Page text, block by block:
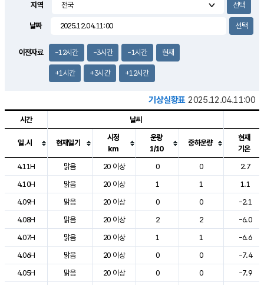
0.7m/s
지역
날짜
이전자료 -12시간 -3시간 -1시간 현재
+1시간 +3시간 +12시간
기상실황표 2025.12.04.11:00
도시별 기상실황표로 지점, 날씨, 기온, 강수, 바람, 기압등을 안내한 표입
시간 날씨
일.시 현재일기
시정
km
운량
1/10
중하운량
현재
기온
4.11H
맑음 20 이상 0 0
2.7
4.10H
맑음 20 이상 1 1
1.1
4.09H
맑음 20 이상 0 0
-2.1
4.08H
맑음 20 이상 2 2
-6.0
4.07H
맑음 20 이상 1 1
-6.6
4.06H
맑음 20 이상 0 0
-7.4
4.05H
맑음 20 이상 0 0
-7.9